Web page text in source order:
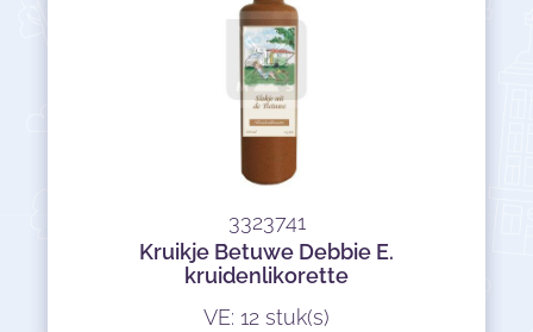
3323741
Kruikje Betuwe Debbie E.
kruidenlikorette
VE: 12 stuk(s)